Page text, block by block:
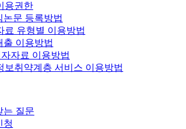
용권한
논문 등록방법
료 유형별 이용방법
출 이용방법
자료 이용방법
보취약계층 서비스 이용방법
는 질문
청